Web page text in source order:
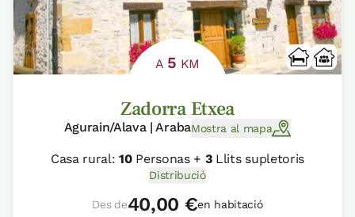
A 5 KM
Zadorra Etxea
Agurain/Alava | ArabaMostra al mapa
Casa rural:10Personas + 3Llits supletoris
Distribució
Des de40,00 €en habitació